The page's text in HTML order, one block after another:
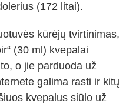
(172 litai).
kūrėjų tvirtinimas,
(30 ml) kvepalai
o jie parduoda už
galima rasti ir kitų
kvepalus siūlo už